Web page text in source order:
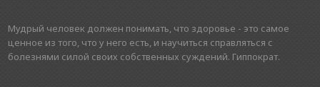
Мудрый человек должен понимать, что здоровье - это самое
ценное из того, что у него есть, и научиться справляться с
болезнями силой своих собственных суждений. Гиппократ.